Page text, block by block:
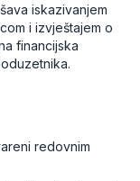
iskazivanjem
i izvještajem o
financijska
redovnim